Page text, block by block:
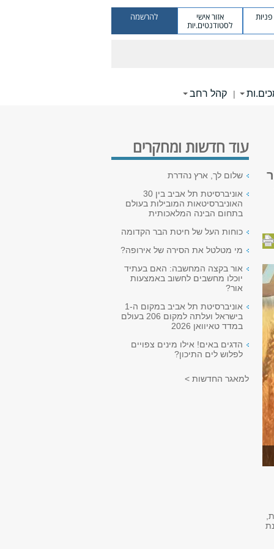
אזור אישי
לסטודנטים.יות
להרשמה
| קהל רחב
עוד חדשות ומחקרים
שלום לך, ארץ נהדרת
אוניברסיטת תל אביב בין 30
האוניברסיטאות המובילות בעולם
בתחום הבינה המלאכותית
כוחות העל של חיטת הבר הקדומה
מי מטלטל את הסירה של אירופה?
אור בקצה המחשבה: האם בעתיד
יוכלו מחשבים לחשוב באמצעות
אור?
אוניברסיטת תל אביב במקום ה-1
בישראל ועלתה למקום 206 בעולם
במדד טאיוואן 2026
הדגים באים! אילו מינים צפויים
לפלוש לים התיכון?
למאגר החדשות >